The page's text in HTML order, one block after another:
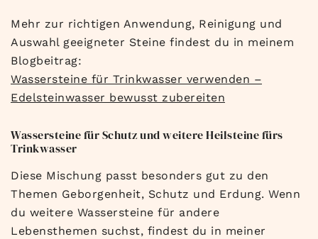
Mehr zur richtigen Anwendung, Reinigung und
Auswahl geeigneter Steine findest du in meinem
Blogbeitrag:
Wassersteine für Trinkwasser verwenden –
Edelsteinwasser bewusst zubereiten
Wassersteine für Schutz und weitere Heilsteine fürs
Trinkwasser
Diese Mischung passt besonders gut zu den
Themen Geborgenheit, Schutz und Erdung. Wenn
du weitere Wassersteine für andere
Lebensthemen suchst, findest du in meiner